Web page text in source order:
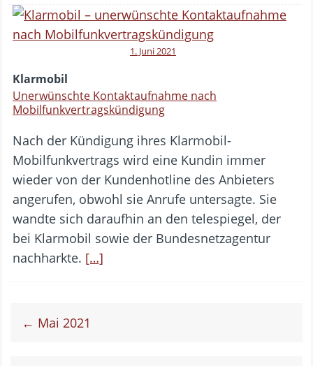
1. Juni 2021
Klarmobil
Unerwünschte Kontaktaufnahme nach
Mobilfunkvertragskündigung
Nach der Kündigung ihres Klarmobil-
Mobilfunkvertrags wird eine Kundin immer
wieder von der Kundenhotline des Anbieters
angerufen, obwohl sie Anrufe untersagte. Sie
wandte sich daraufhin an den telespiegel, der
bei Klarmobil sowie der Bundesnetzagentur
nachharkte. […]
← Mai 2021